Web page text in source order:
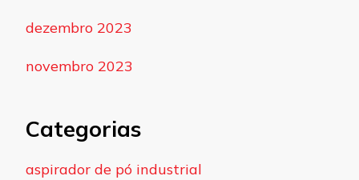
dezembro 2023
novembro 2023
Categorias
aspirador de pó industrial